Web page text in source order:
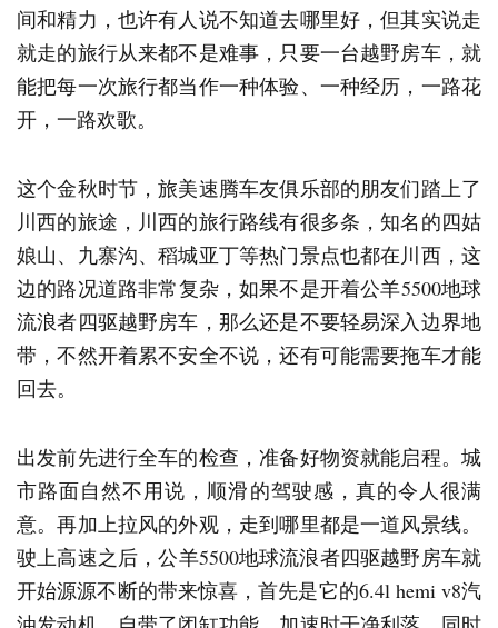
间和精力，也许有人说不知道去哪里好，但其实说走
就走的旅行从来都不是难事，只要一台越野房车，就
能把每一次旅行都当作一种体验、一种经历，一路花
开，一路欢歌。
这个金秋时节，旅美速腾车友俱乐部的朋友们踏上了
川西的旅途，川西的旅行路线有很多条，知名的四姑
娘山、九寨沟、稻城亚丁等热门景点也都在川西，这
边的路况道路非常复杂，如果不是开着公羊5500地球
流浪者四驱越野房车，那么还是不要轻易深入边界地
带，不然开着累不安全不说，还有可能需要拖车才能
回去。
出发前先进行全车的检查，准备好物资就能启程。城
市路面自然不用说，顺滑的驾驶感，真的令人很满
意。再加上拉风的外观，走到哪里都是一道风景线。
驶上高速之后，公羊5500地球流浪者四驱越野房车就
开始源源不断的带来惊喜，首先是它的6.4l hemi v8汽